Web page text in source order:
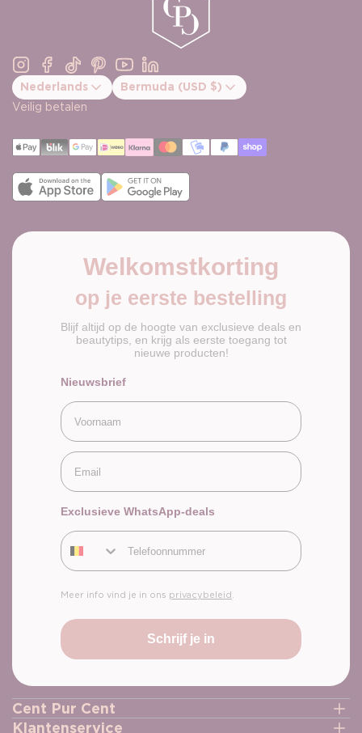
Instagram
Facebook
TikTokPinterest
YouTube
Linkedin
Nederlands Bermuda (USD $)
Veilig betalen
Welkomstkorting
op je eerste bestelling
Blijf altijd op de hoogte van exclusieve deals en
beautytips, en krijg als eerste toegang tot
nieuwe producten!
Nieuwsbrief
Voornaam
Email
Exclusieve WhatsApp-deals
Telefoonnummer
Meer info vind je in ons privacybeleid.
Schrijf je in
Cent Pur Cent
Klantenservice